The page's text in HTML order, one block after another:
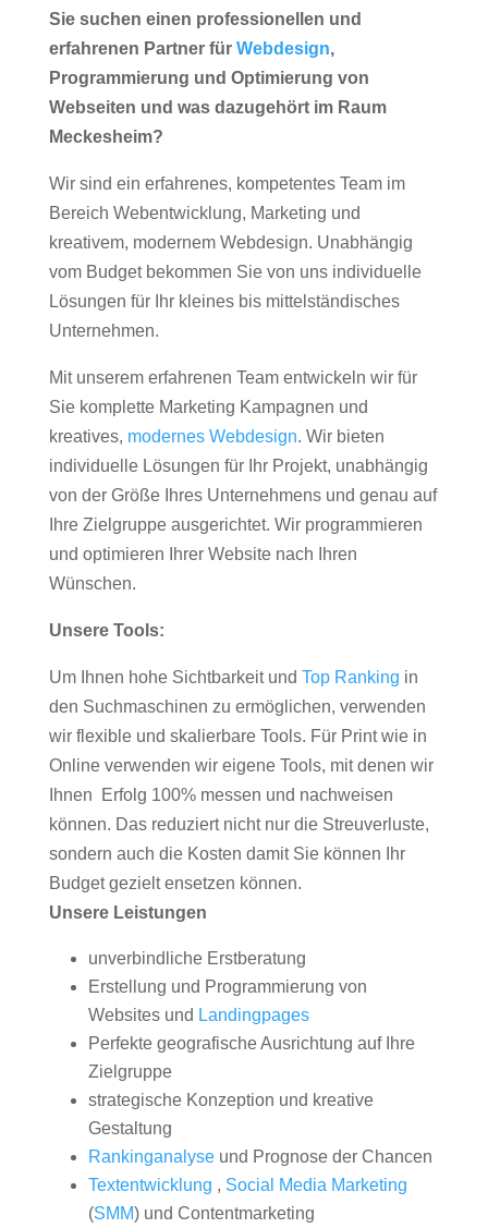
Sie suchen einen professionellen und
erfahrenen Partner für Webdesign,
Programmierung und Optimierung von
Webseiten und was dazugehört im Raum
Meckesheim?
Wir sind ein erfahrenes, kompetentes Team im
Bereich Webentwicklung, Marketing und
kreativem, modernem Webdesign. Unabhängig
vom Budget bekommen Sie von uns individuelle
Lösungen für Ihr kleines bis mittelständisches
Unternehmen.
Mit unserem erfahrenen Team entwickeln wir für
Sie komplette Marketing Kampagnen und
kreatives, modernes Webdesign. Wir bieten
individuelle Lösungen für Ihr Projekt, unabhängig
von der Größe Ihres Unternehmens und genau auf
Ihre Zielgruppe ausgerichtet. Wir programmieren
und optimieren Ihrer Website nach Ihren
Wünschen.
Unsere Tools:
Um Ihnen hohe Sichtbarkeit und Top Ranking in
den Suchmaschinen zu ermöglichen, verwenden
wir flexible und skalierbare Tools. Für Print wie in
Online verwenden wir eigene Tools, mit denen wir
Ihnen Erfolg 100% messen und nachweisen
können. Das reduziert nicht nur die Streuverluste,
sondern auch die Kosten damit Sie können Ihr
Budget gezielt ensetzen können.
Unsere Leistungen
unverbindliche Erstberatung
Erstellung und Programmierung von
Websites und Landingpages
Perfekte geografische Ausrichtung auf Ihre
Zielgruppe
strategische Konzeption und kreative
Gestaltung
Rankinganalyseund Prognose der Chancen
Textentwicklung , Social Media Marketing
(SMM) und Contentmarketing